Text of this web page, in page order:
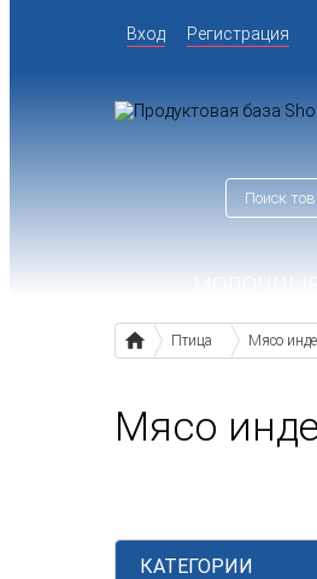
Вход Регистрация
Птица Мясо
Мясо
КАТЕГОРИИ